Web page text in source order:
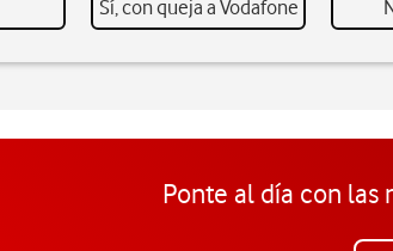
Sí, con queja a Vodafone
Ponte al día con las